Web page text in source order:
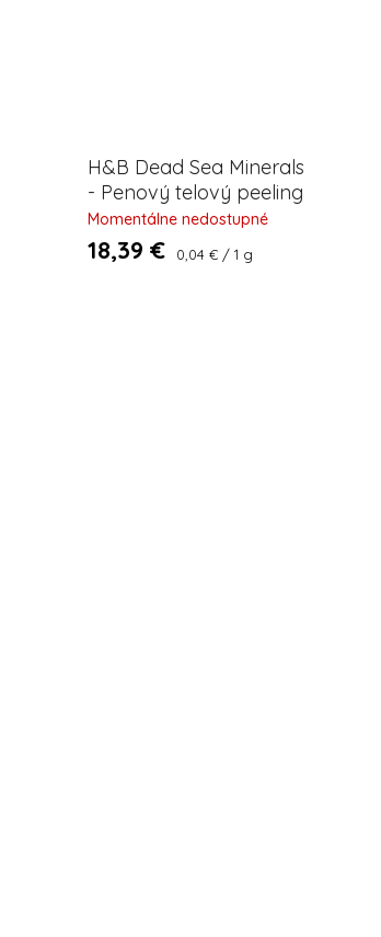
H&B Dead Sea Minerals
- Penový telový peeling
s bahnom z Mŕtveho
mora 450 g EXP 5/26
Momentálne nedostupné
18,39 €
Jednotková
0,04 € / 1 g